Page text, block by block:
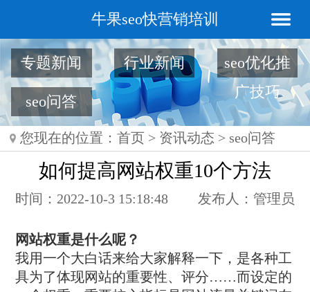
牛果seo快营销培训
专题新闻 行业新闻
seo优化推
广技巧
seo问答
您现在的位置： 首页 > 资讯动态 > seo问答
​如何提高网站权重10个方法
时间：2022-10-3 15:18:48 发布人：管理员
网站权重是什么呢？
我用一个大白话来给大家解释一下，是各种工
具为了体现网站的重要性、评分……而设定的